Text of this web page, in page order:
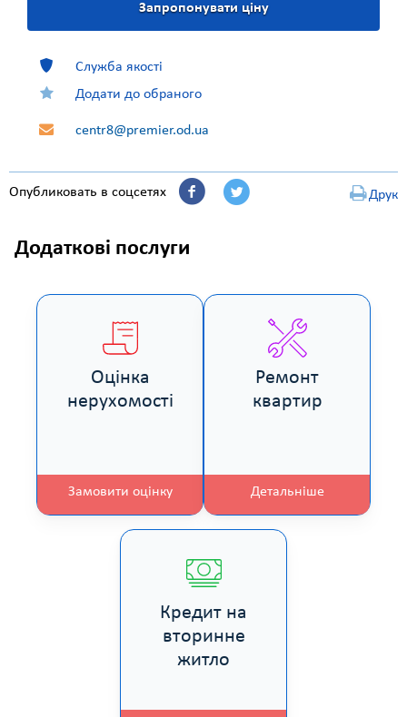
Запропонувати ціну
Служба якості
Додати до обраного
centr8@premier.od.ua
Опубликовать в соцсетях Друк
Додаткові послуги
Оцінка
нерухомості
Замовити оцінку
Ремонт
квартир
Детальніше
Кредит на
вторинне
житло